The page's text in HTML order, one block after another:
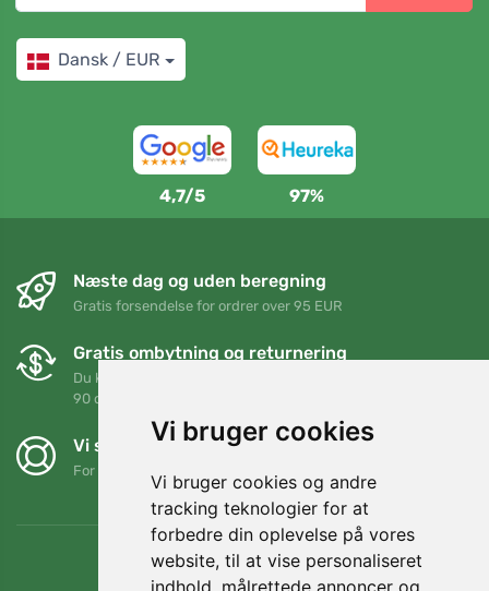
Vi bruger cookies
Vi bruger cookies og andre
tracking teknologier for at
forbedre din oplevelse på vores
website, til at vise personaliseret
indhold, målrettede annoncer og
Dansk / EUR
4,7/5 97%
Næste dag og uden beregning
Gratis forsendelse for ordrer over 95 EUR
Gratis ombytning og returnering
Du kan returnere eller bytte din ordre når som helst inden for
90 dage
Vi støtter Trees.org
For hver ordre planter vi et træ! Læs mere